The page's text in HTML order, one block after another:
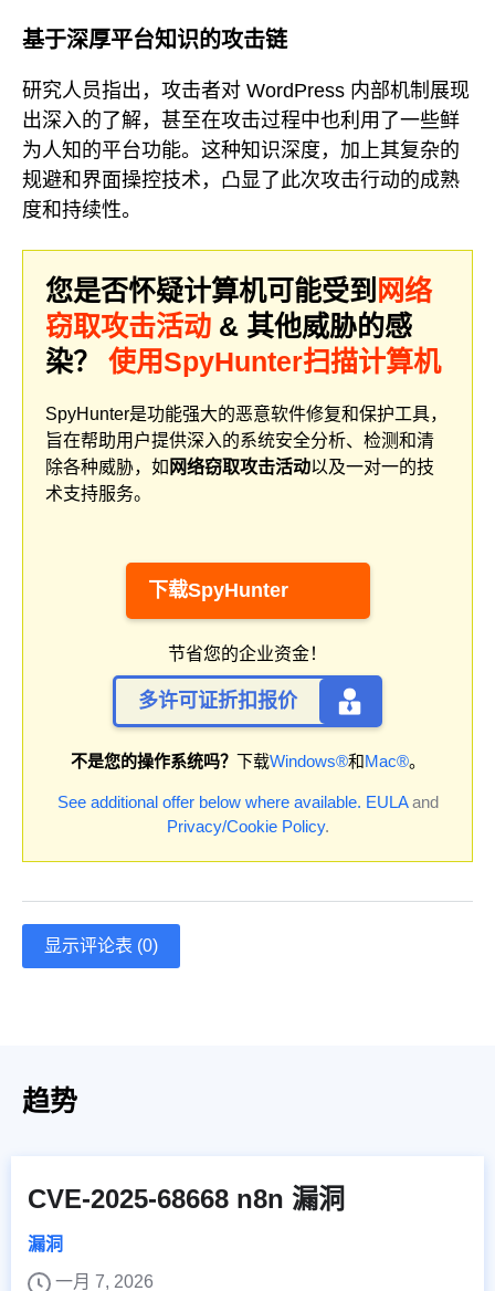
基于深厚平台知识的攻击链
研究人员指出，攻击者对 WordPress 内部机制展现
出深入的了解，甚至在攻击过程中也利用了一些鲜
为人知的平台功能。这种知识深度，加上其复杂的
规避和界面操控技术，凸显了此次攻击行动的成熟
度和持续性。
您是否怀疑计算机可能受到 网络
窃取攻击活动 & 其他威胁的感
染？ 使用SpyHunter扫描计算机
SpyHunter是功能强大的恶意软件修复和保护工具，
旨在帮助用户提供深入的系统安全分析、检测和清
除各种威胁，如 网络窃取攻击活动以及一对一的技
术支持服务。
下载SpyHunter
节省您的企业资金！
多许可证折扣报价
不是您的操作系统吗？ 下载Windows®和Mac®。
See additional offer below where available. EULAand
Privacy/Cookie Policy.
显示评论表 (0)
趋势
CVE-2025-68668 n8n 漏洞
漏洞
一月 7, 2026